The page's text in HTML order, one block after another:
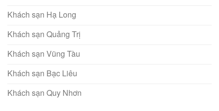
Khách sạn Hạ Long
Khách sạn Quảng Trị
Khách sạn Vũng Tàu
Khách sạn Bạc Liêu
Khách sạn Quy Nhơn